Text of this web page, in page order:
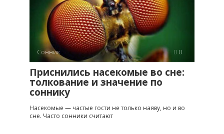
Сонник 0
Приснились насекомые во сне:
толкование и значение по
соннику
Насекомые — частые гости не только наяву, но и во
сне. Часто сонники считают